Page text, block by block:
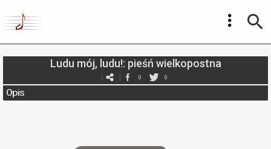
Ludu mój, ludu!: pieśń wielkopostna
0 0
Opis